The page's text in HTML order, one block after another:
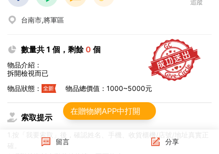
追蹤
台南市,將軍區
數量共 1 個，剩餘0 個
物品介紹：
拆開檢視而已
物品狀態：
物品總價值：1000~5000元
索取提示
1.按「我要索取」後，確認姓名、手機、收貨櫃機/店號/地址真實正
確。
留言 分享
在贈物網APP中打開